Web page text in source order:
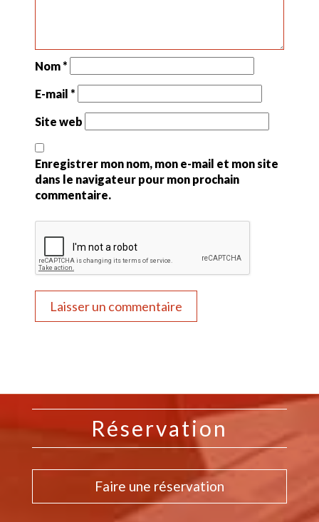
Nom*
E-mail*
Site web
Enregistrer mon nom, mon e-mail et mon site
dans le navigateur pour mon prochain
commentaire.
Réservation
Faire une réservation